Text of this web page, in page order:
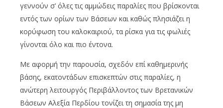
γεννούν σ’ όλες τις αμμώδεις παραλίες που βρίσκονται
εντός των ορίων των Βάσεων και καθώς πλησιάζει η
κορύφωση του καλοκαιριού, τα ρίσκα για τις φωλιές
γίνονται όλο και πιο έντονα.
Με αφορμή την παρουσία, σχεδόν επί καθημερινής
βάσης, εκατοντάδων επισκεπτών στις παραλίες, η
ανώτερη λειτουργός Περιβάλλοντος των Βρετανικών
Βάσεων Αλεξία Περδίου τονίζει τη σημασία της μη